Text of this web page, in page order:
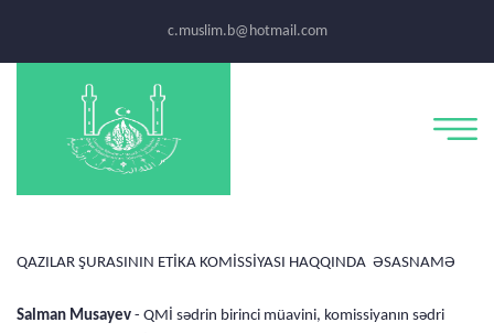
c.muslim.b@hotmail.com
QAZILAR ŞURASININ ETİKA KOMİSSİYASI HAQQINDA ƏSASNAMƏ
Salman Musayev - QMİ sədrin birinci müavini, komissiyanın sədri